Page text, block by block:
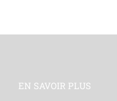
EN SAVOIR PLUS